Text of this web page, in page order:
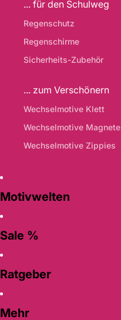
... für den Schulweg
Regenschutz
Regenschirme
Sicherheits-Zubehör
... zum Verschönern
Wechselmotive Klett
Wechselmotive Magnete
Wechselmotive Zippies
Motivwelten
Sale %
Ratgeber
Mehr